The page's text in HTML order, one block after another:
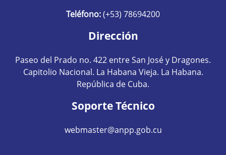
Teléfono:(+53) 78694200
Dirección
Paseo del Prado no. 422 entre San José y Dragones.
Capitolio Nacional. La Habana Vieja. La Habana.
República de Cuba.
Soporte Técnico
webmaster@anpp.gob.cu